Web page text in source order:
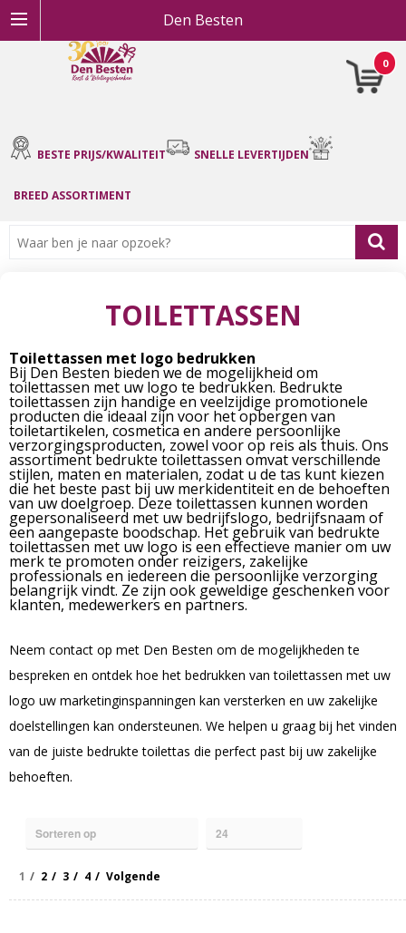
Den Besten
0
BESTE PRIJS/KWALITEIT SNELLE LEVERTIJDEN
BREED ASSORTIMENT
TOILETTASSEN
Toilettassen met logo bedrukken
Bij Den Besten bieden we de mogelijkheid om
toilettassen met uw logo te bedrukken. Bedrukte
toilettassen zijn handige en veelzijdige promotionele
producten die ideaal zijn voor het opbergen van
toiletartikelen, cosmetica en andere persoonlijke
verzorgingsproducten, zowel voor op reis als thuis. Ons
assortiment bedrukte toilettassen omvat verschillende
stijlen, maten en materialen, zodat u de tas kunt kiezen
die het beste past bij uw merkidentiteit en de behoeften
van uw doelgroep. Deze toilettassen kunnen worden
gepersonaliseerd met uw bedrijfslogo, bedrijfsnaam of
een aangepaste boodschap. Het gebruik van bedrukte
toilettassen met uw logo is een effectieve manier om uw
merk te promoten onder reizigers, zakelijke
professionals en iedereen die persoonlijke verzorging
belangrijk vindt. Ze zijn ook geweldige geschenken voor
klanten, medewerkers en partners.
Neem contact op met Den Besten om de mogelijkheden te
bespreken en ontdek hoe het bedrukken van toilettassen met uw
logo uw marketinginspanningen kan versterken en uw zakelijke
doelstellingen kan ondersteunen. We helpen u graag bij het vinden
van de juiste bedrukte toilettas die perfect past bij uw zakelijke
behoeften.
1 2 3 4 Volgende